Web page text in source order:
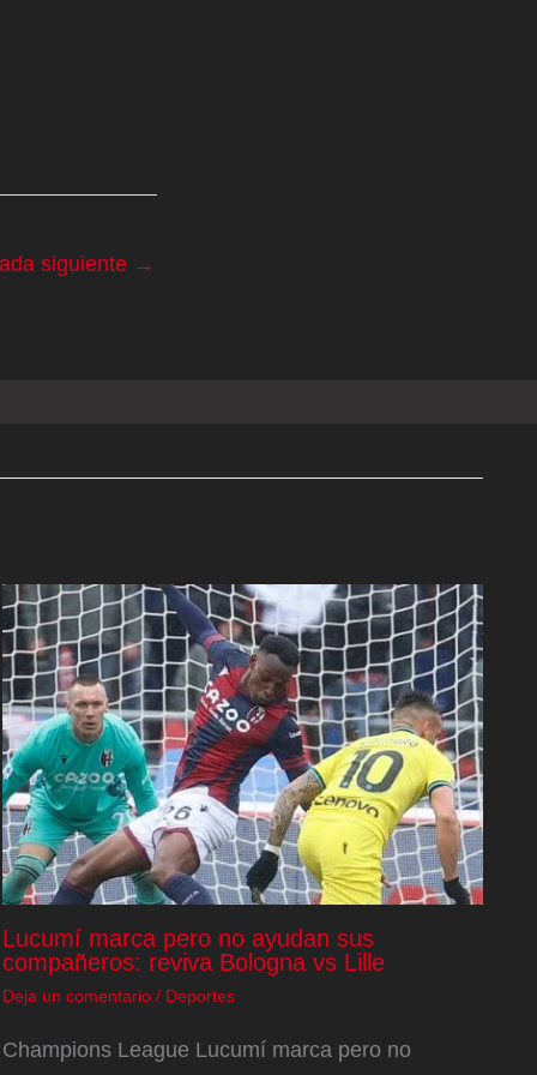
siguiente →
Lucumí marca pero no ayudan sus
compañeros: reviva Bologna vs Lille
Deja un comentario / Deportes
Champions League Lucumí marca pero no